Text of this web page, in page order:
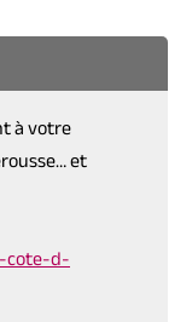
à votre
et
cote-d-